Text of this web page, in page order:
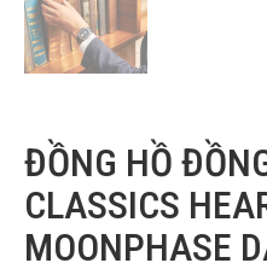
ĐỒNG HỒ
CLASSICS
MOONPHASE